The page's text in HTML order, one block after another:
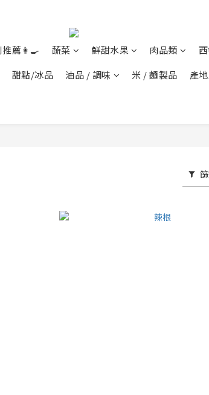
薦👩‍🍳 蔬菜 鮮甜水果 肉品類
甜點/冰品 油品 / 調味 米 / 麵製品
產